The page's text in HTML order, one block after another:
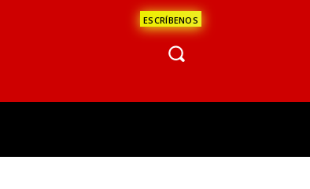
ESCRÍBENOS
JUAN DEL RÍO 93.1 FM | GUADALAJARA 1510 AM |